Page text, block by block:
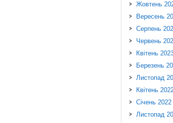
Жовтень
Вересень
Серпень
Червень
Квітень
Березень
Листопад
Квітень
Січень 2022
Листопад